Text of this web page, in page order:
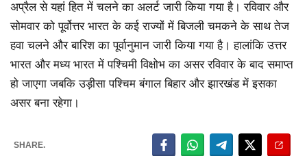
अप्रैल से यहां हित में चलने का अलर्ट जारी किया गया है। रविवार और
सोमवार को पूर्वोत्तर भारत के कई राज्यों में बिजली चमकने के साथ तेज
हवा चलने और बारिश का पूर्वानुमान जारी किया गया है। हालांकि उत्तर
भारत और मध्य भारत में पश्चिमी विक्षोभ का असर रविवार के बाद समाप्त
हो जाएगा जबकि उड़ीसा पश्चिम बंगाल बिहार और झारखंड में इसका
असर बना रहेगा।
SHARE.